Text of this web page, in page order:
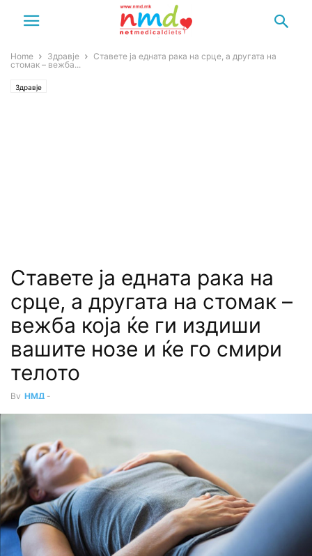
Home Здравје
Ставете ја едната рака на срце, а другата на
стомак – вежба...
Здравје
Ставете ја едната рака на
срце, а другата на стомак –
вежба која ќе ги издиши
вашите нозе и ќе го смири
телото
By НМД -